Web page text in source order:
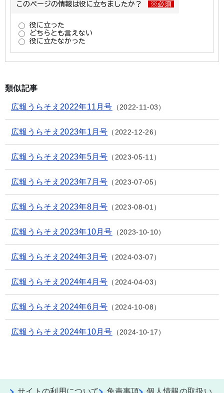
類似記事
広報うらそえ2022年11月号 2022-11-03
広報うらそえ2023年1月号 2022-12-26
広報うらそえ2023年5月号 2023-05-11
広報うらそえ2023年7月号 2023-07-05
広報うらそえ2023年8月号 2023-08-01
広報うらそえ2023年10月号 2023-10-10
広報うらそえ2024年3月号 2024-03-07
広報うらそえ2024年4月号 2024-04-03
広報うらそえ2024年6月号 2024-10-08
広報うらそえ2024年10月号 2024-10-17